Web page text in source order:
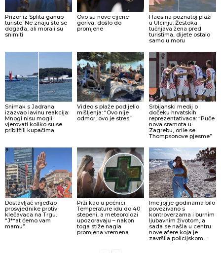
Prizor iz Splita ganuo
turiste: Ne znaju što se
događa, ali morali su
snimiti
Ovo su nove cijene
goriva, došlo do
promjene
Haos na poznatoj plaži
u Ulcinju: Žestoka
tučnjava žena pred
turistima, dijete ostalo
samo u moru
Snimak s Jadrana
izazvao lavinu reakcija:
Mnogi nisu mogli
vjerovati koliko su se
približili kupačima
Video s plaže podijelio
mišljenja: “Ovo nije
odmor, ovo je stres”
Srbijanski medij o
dočeku hrvatskih
reprezentativaca: “Puče
nova sramota u
Zagrebu, orile se
Thompsonove pjesme”
Dostavljač vrijeđao
prosvjednike protiv
klečavaca na Trgu.
“J**at ćemo vam
mamu”
Prži kao u pećnici:
Temperature idu do 40
stepeni, a meteorolozi
upozoravaju – nakon
toga stiže nagla
promjena vremena
Ime joj je godinama bilo
povezivano s
kontroverzama i burnim
ljubavnim životom, a
sada se našla u centru
nove afere koja je
završila policijskom...